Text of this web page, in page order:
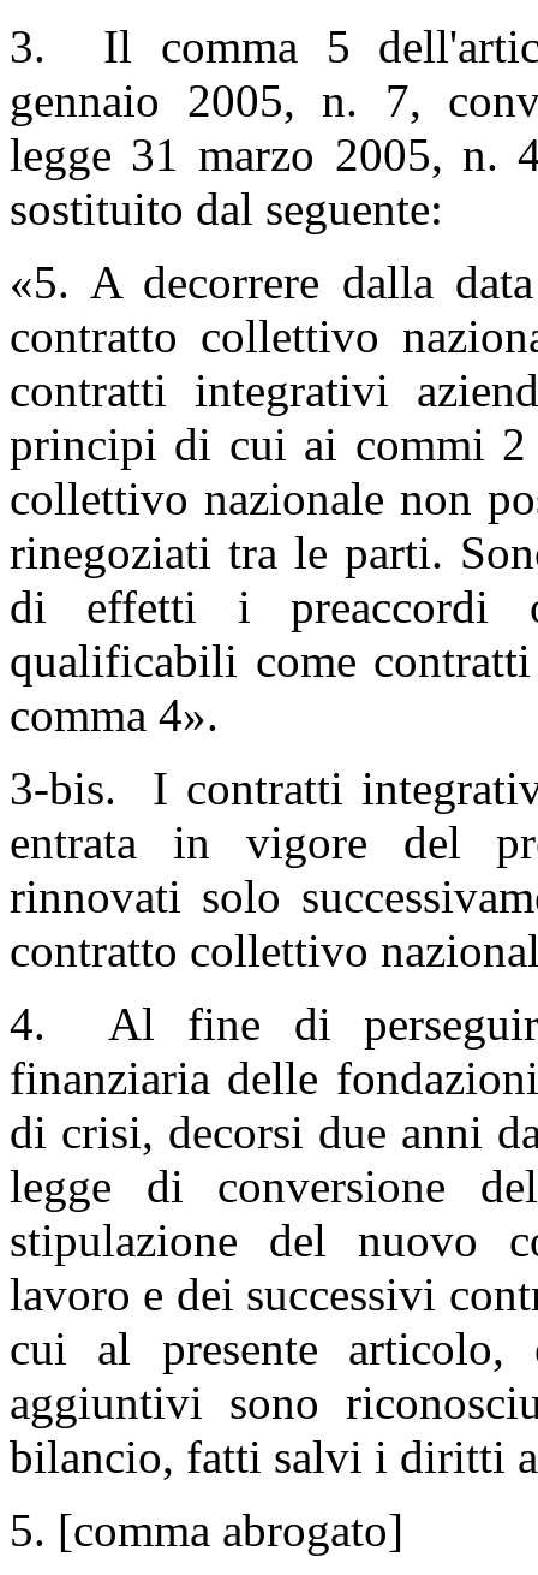
3. Il comma 5
gennaio 2005, n. 7,
legge 31 marzo 2005, n.
sostituito dal seguente:
«5. A decorrere dalla
contratto collettivo
contratti integrativi
principi di cui ai commi 2
collettivo nazionale non
rinegoziati tra le parti.
di effetti i preaccordi
qualificabili come
comma 4».
3-bis. I contratti
entrata in vigore del
rinnovati solo
contratto collettivo
4. Al fine di
finanziaria delle
di crisi, decorsi due anni
legge di conversione
stipulazione del nuovo
lavoro e dei successivi
cui al presente articolo,
aggiuntivi sono
bilancio, fatti salvi i diritti
5. [comma abrogato]